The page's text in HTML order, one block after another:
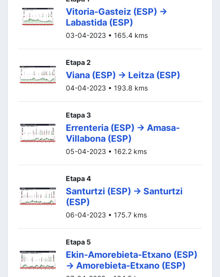
Vitoria-Gasteiz (ESP) ->
Labastida (ESP)
03-04-2023 • 165.4 kms
Etapa 2
Viana (ESP) -> Leitza (ESP)
04-04-2023 • 193.8 kms
Etapa 3
Errenteria (ESP) -> Amasa-
Villabona (ESP)
05-04-2023 • 162.2 kms
Etapa 4
Santurtzi (ESP) -> Santurtzi
(ESP)
06-04-2023 • 175.7 kms
Etapa 5
Ekin-Amorebieta-Etxano (ESP)
-> Amorebieta-Etxano (ESP)